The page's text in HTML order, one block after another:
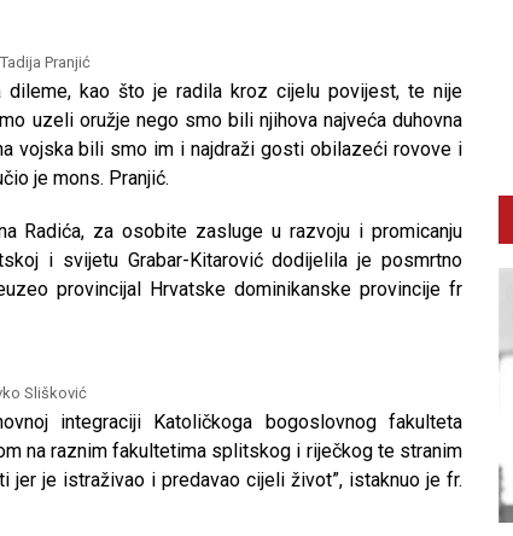
Pranjić
dileme, kao što je radila kroz cijelu povijest, te nije
uzeli oružje nego smo bili njihova najveća duhovna
vojska bili smo im i najdraži gosti obilazeći rovove i
je mons. Pranjić.
Radića, za osobite zasluge u razvoju i promicanju
i svijetu Grabar-Kitarović dodijelila je posmrtno
provincijal Hrvatske dominikanske provincije fr
Slišković
integraciji Katoličkoga bogoslovnog fakulteta
na raznim fakultetima splitskog i riječkog te stranim
je istraživao i predavao cijeli život”, istaknuo je fr.